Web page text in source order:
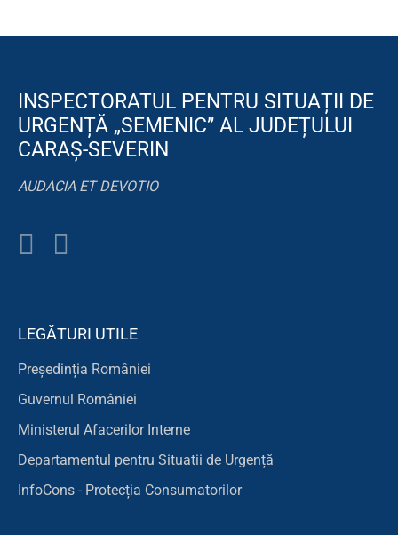
INSPECTORATUL PENTRU SITUAȚII DE
URGENȚĂ „SEMENIC” AL JUDEȚULUI
CARAȘ-SEVERIN
AUDACIA ET DEVOTIO
LEGĂTURI UTILE
Președinția României
Guvernul României
Ministerul Afacerilor Interne
Departamentul pentru Situatii de Urgență
InfoCons - Protecția Consumatorilor